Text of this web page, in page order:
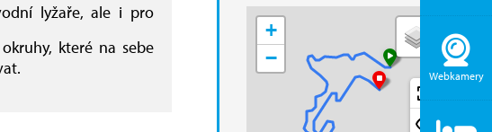
+
−
lyžaře, ale i pro
které na sebe
Webkamery